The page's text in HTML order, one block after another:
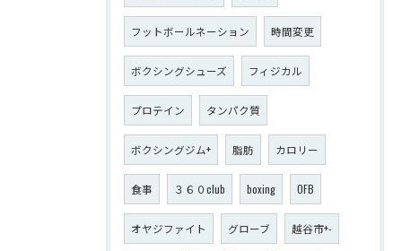
フットボールネーション 時間変更
ボクシングシューズ フィジカル
プロテイン タンパク質
ボクシングジム+ 脂肪 カロリー
食事 ３６０club boxing OFB
オヤジファイト グローブ 越谷市+-